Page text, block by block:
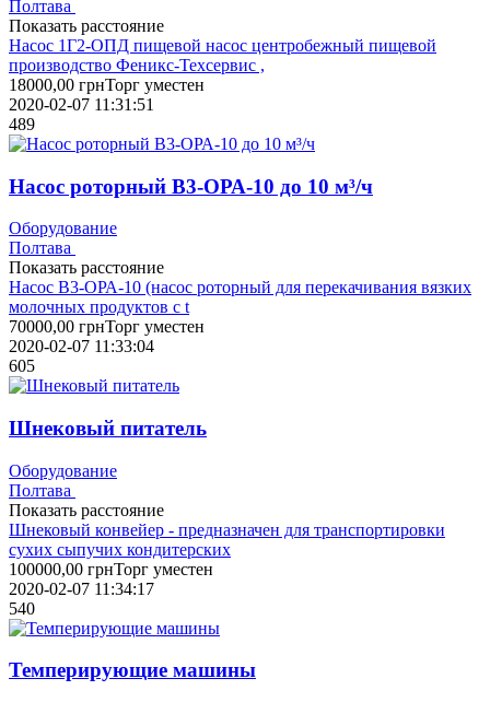
Полтава
Показать расстояние
Насос 1Г2-ОПД пищевой насос центробежный пищевой
производство Феникс-Техсервис ,
18000,00 грнТорг уместен
2020-02-07 11:31:51
489
Насос роторный В3-ОРА-10 до 10 м³/ч
Оборудование
Полтава
Показать расстояние
Насос В3-ОРА-10 (насос роторный для перекачивания вязких
молочных продуктов с t
70000,00 грнТорг уместен
2020-02-07 11:33:04
605
Шнековый питатель
Оборудование
Полтава
Показать расстояние
Шнековый конвейер - предназначен для транспортировки
сухих сыпучих кондитерских
100000,00 грнТорг уместен
2020-02-07 11:34:17
540
Темперирующие машины